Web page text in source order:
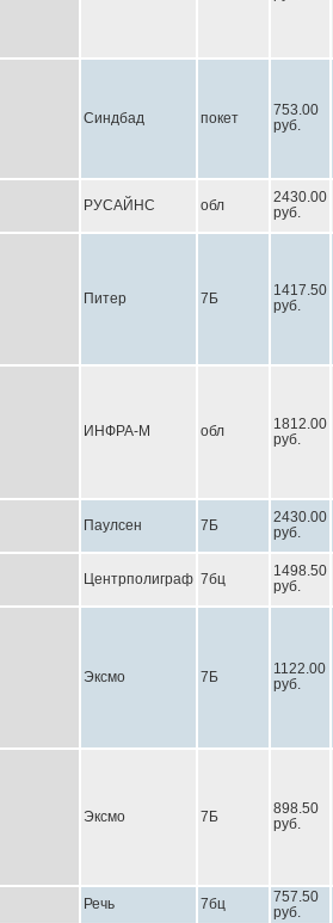
Синдбад покет
753.00
руб.
РУСАЙНС обл
2430.00
руб.
Питер 7Б
1417.50
руб.
ИНФРА-М обл
1812.00
руб.
Паулсен 7Б
2430.00
руб.
Центрполиграф 7бц
1498.50
руб.
Эксмо 7Б
1122.00
руб.
Эксмо 7Б
898.50
руб.
Речь 7бц
757.50
руб.